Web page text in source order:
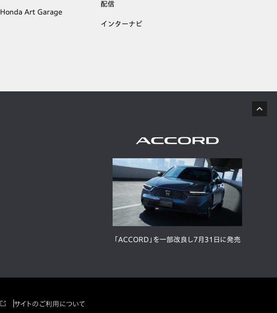
Honda Art Garage
配信
インターナビ
「ACCORD」を一部改良し7月31日に発売
サイトのご利用について